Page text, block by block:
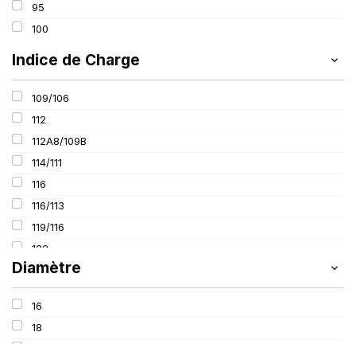
600
650
800
95
100
Indice de Charge
109/106
112
112A8/109B
114/111
116
116/113
119/116
122
125
127
127/127
131/131
Diamètre
16
18